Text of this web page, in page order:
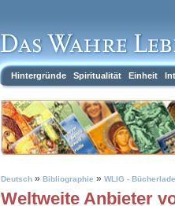
Hintergründe Spiritualität Einheit
Deutsch » Bibliographie » WLIG -
Weltweite Anbieter